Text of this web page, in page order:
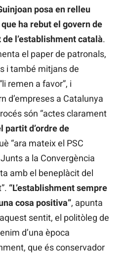
posa en relleu
ha rebut el govern de
l’establishment català.
el paper de patronals,
i també mitjans de
remen a favor”, i
d’empreses a Catalunya
són “actes clarament
partit d’ordre de
“ara mateix el PSC
a la Convergència
amb el beneplàcit del
“L’establishment sempre
cosa positiva”, apunta
sentit, el politòleg de
d’una època
que és conservador